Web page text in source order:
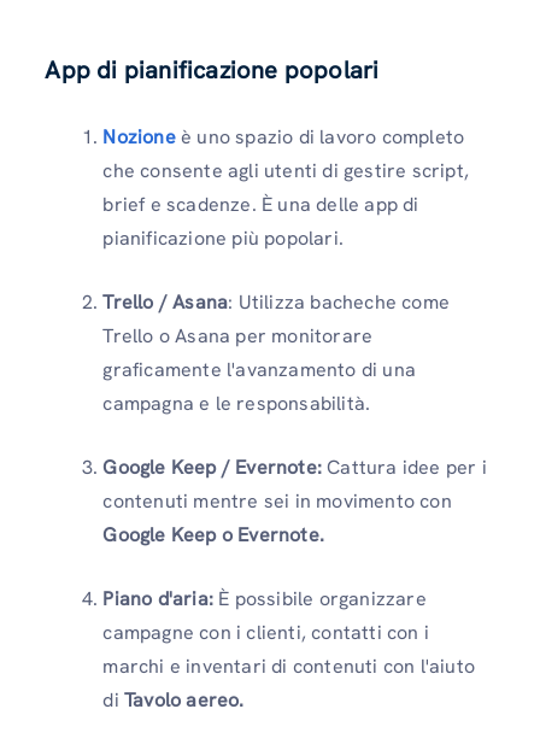
App di pianificazione popolari
Nozione è uno spazio di lavoro completo
che consente agli utenti di gestire script,
brief e scadenze. È una delle app di
pianificazione più popolari.
Trello / Asana: Utilizza bacheche come
Trello o Asana per monitorare
graficamente l'avanzamento di una
campagna e le responsabilità.
Google Keep / Evernote:Cattura idee per i
contenuti mentre sei in movimento con
Google Keep o Evernote.
Piano d'aria: È possibile organizzare
campagne con i clienti, contatti con i
marchi e inventari di contenuti con l'aiuto
di Tavolo aereo.